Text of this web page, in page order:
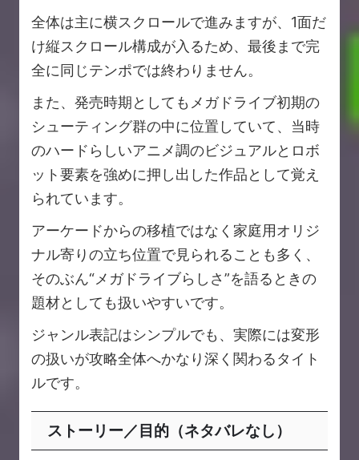
全体は主に横スクロールで進みますが、1面だ
け縦スクロール構成が入るため、最後まで完
全に同じテンポでは終わりません。
また、発売時期としてもメガドライブ初期の
シューティング群の中に位置していて、当時
のハードらしいアニメ調のビジュアルとロボ
ット要素を強めに押し出した作品として覚え
られています。
アーケードからの移植ではなく家庭用オリジ
ナル寄りの立ち位置で見られることも多く、
そのぶん“メガドライブらしさ”を語るときの
題材としても扱いやすいです。
ジャンル表記はシンプルでも、実際には変形
の扱いが攻略全体へかなり深く関わるタイト
ルです。
ストーリー／目的（ネタバレなし）